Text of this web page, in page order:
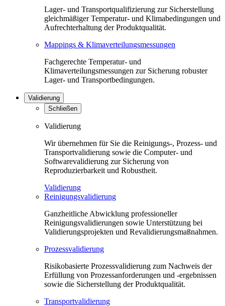
Lager- und Transportqualifizierung zur Sicherstellung
gleichmäßiger Temperatur- und Klimabedingungen und
Aufrechterhaltung der Produktqualität.
Mappings & Klimaverteilungsmessungen
Fachgerechte Temperatur- und
Klimaverteilungsmessungen zur Sicherung robuster
Lager- und Transportbedingungen.
Validierung
Schließen
Validierung
Wir übernehmen für Sie die Reinigungs-, Prozess- und
Transportvalidierung sowie die Computer- und
Softwarevalidierung zur Sicherung von
Reproduzierbarkeit und Robustheit.
Validierung
Reinigungsvalidierung
Ganzheitliche Abwicklung professioneller
Reinigungsvalidierungen sowie Unterstützung bei
Validierungsprojekten und Revalidierungsmaßnahmen.
Prozessvalidierung
Risikobasierte Prozessvalidierung zum Nachweis der
Erfüllung von Prozessanforderungen und -ergebnissen
sowie die Sicherstellung der Produktqualität.
Transportvalidierung